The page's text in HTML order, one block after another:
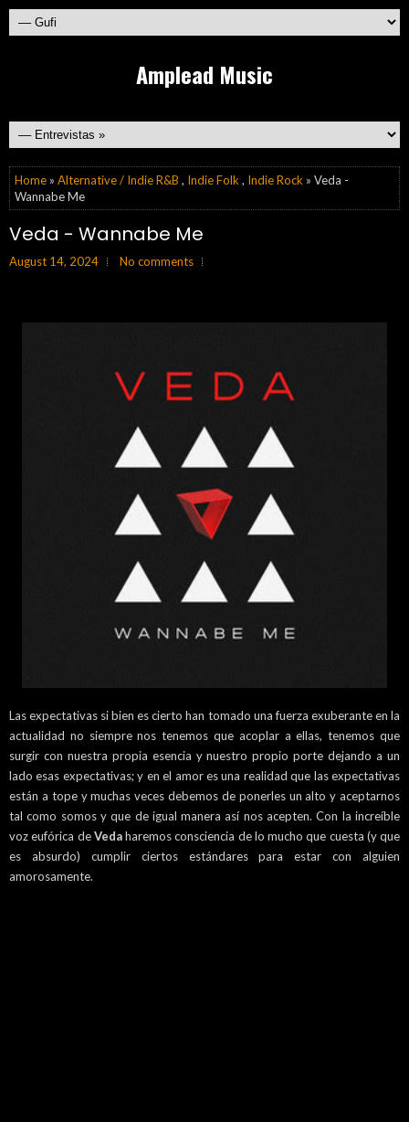
Amplead Music
Home » Alternative / Indie R&B , Indie Folk , Indie Rock » Veda -
Wannabe Me
Veda - Wannabe Me
August 14, 2024 No comments
Las expectativas si bien es cierto han tomado una fuerza exuberante en la
actualidad no siempre nos tenemos que acoplar a ellas, tenemos que
surgir con nuestra propia esencia y nuestro propio porte dejando a un
lado esas expectativas; y en el amor es una realidad que las expectativas
están a tope y muchas veces debemos de ponerles un alto y aceptarnos
tal como somos y que de igual manera así nos acepten. Con la increíble
voz eufórica deVedaharemos consciencia de lo mucho que cuesta (y que
es absurdo) cumplir ciertos estándares para estar con alguien
amorosamente.